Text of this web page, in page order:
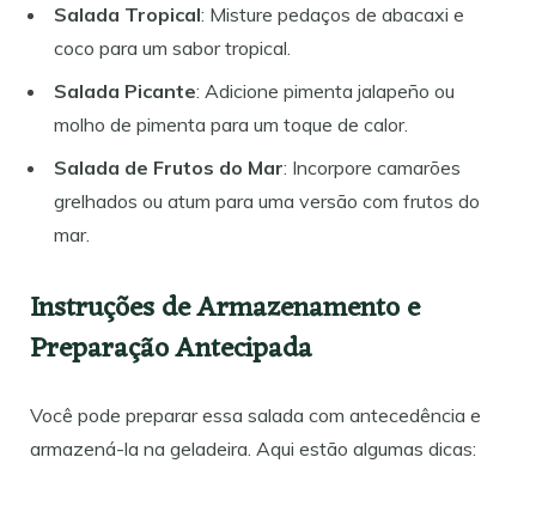
Salada Tropical: Misture pedaços de abacaxi e
coco para um sabor tropical.
Salada Picante: Adicione pimenta jalapeño ou
molho de pimenta para um toque de calor.
Salada de Frutos do Mar: Incorpore camarões
grelhados ou atum para uma versão com frutos do
mar.
Instruções de Armazenamento e
Preparação Antecipada
Você pode preparar essa salada com antecedência e
armazená-la na geladeira. Aqui estão algumas dicas: